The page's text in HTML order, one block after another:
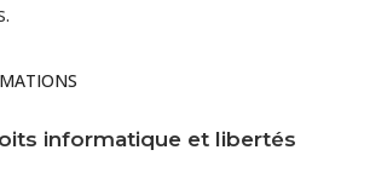
informatique et libertés